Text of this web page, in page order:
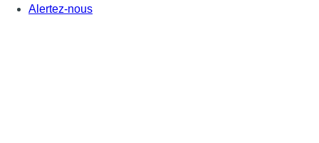
Alertez-nous